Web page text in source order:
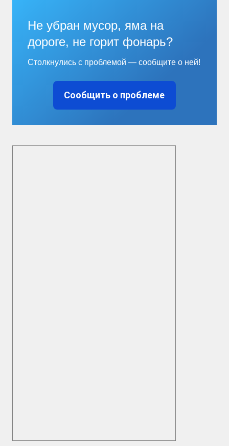
Не убран мусор, яма на
дороге, не горит фонарь?
Столкнулись с проблемой — сообщите о ней!
Сообщить о проблеме